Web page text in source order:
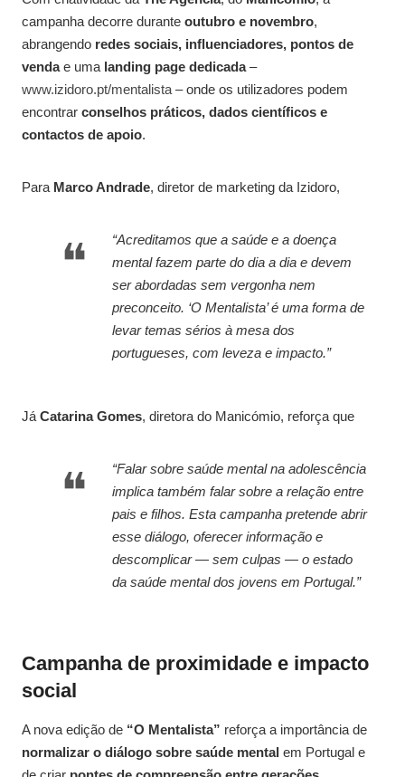
campanha decorre durante outubro e novembro,
abrangendo redes sociais, influenciadores, pontos de
vendae uma landing page dedicada–
www.izidoro.pt/mentalista – onde os utilizadores podem
encontrar conselhos práticos, dados científicos e
contactos de apoio.
Para Marco Andrade, diretor de marketing da Izidoro,
“Acreditamos que a saúde e a doença
mental fazem parte do dia a dia e devem
ser abordadas sem vergonha nem
preconceito. ‘O Mentalista’ é uma forma de
levar temas sérios à mesa dos
portugueses, com leveza e impacto.”
Já Catarina Gomes, diretora do Manicómio, reforça que
“Falar sobre saúde mental na adolescência
implica também falar sobre a relação entre
pais e filhos. Esta campanha pretende abrir
esse diálogo, oferecer informação e
descomplicar — sem culpas — o estado
da saúde mental dos jovens em Portugal.”
Campanha de proximidade e impacto
social
A nova edição de “O Mentalista” reforça a importância de
normalizar o diálogo sobre saúde mental em Portugal e